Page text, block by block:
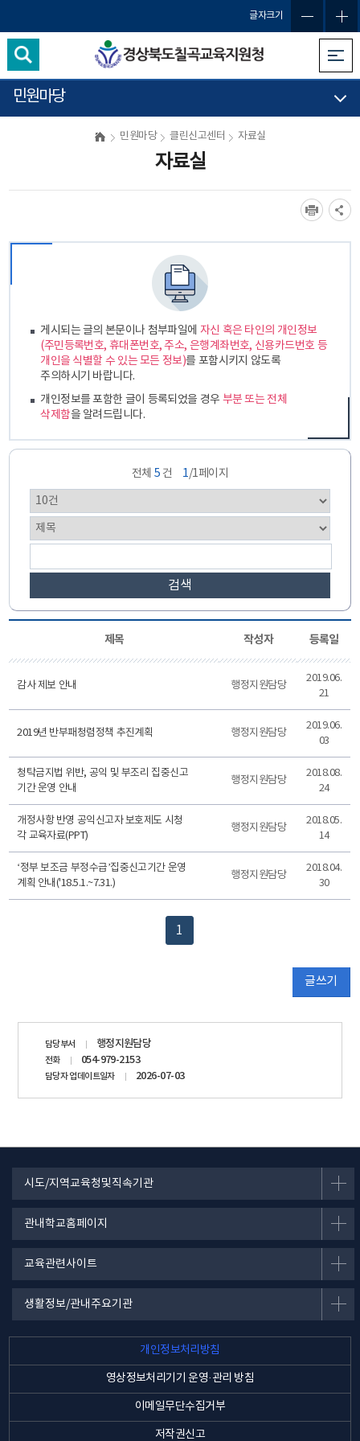
글자크기
민원마당
민원마당 클린신고센터 자료실
자료실
게시되는 글의 본문이나 첨부파일에 자신 혹은 타인의 개인정보
(주민등록번호, 휴대폰번호, 주소, 은행계좌번호, 신용카드번호 등
개인을 식별할 수 있는 모든 정보)를 포함시키지 않도록
주의하시기 바랍니다.
개인정보를 포함한 글이 등록되었을 경우 부분 또는 전체
삭제함을 알려드립니다.
전체 5 건 1/1페이지
검색
제목 작성자 등록일
감사 제보 안내 행정지원담당
2019.06.
21
2019년 반부패청렴정책 추진계획 행정지원담당
2019.06.
03
청탁금지법 위반, 공익 및 부조리 집중신고
기간 운영 안내
행정지원담당
2018.08.
24
개정사항 반영 공익신고자 보호제도 시청
각 교육자료(PPT)
행정지원담당
2018.05.
14
‘정부 보조금 부정수급’집중신고기간 운영
계획 안내('18.5.1.~7.31.)
행정지원담당
2018.04.
30
1
글쓰기
담당부서 행정지원담당
전화 054-979-2153
담당자 업데이트일자 2026-07-03
시도/지역교육청및직속기관
관내학교홈페이지
교육관련사이트
생활정보/관내주요기관
개인정보처리방침
영상정보처리기기 운영·관리 방침
이메일무단수집거부
저작권신고